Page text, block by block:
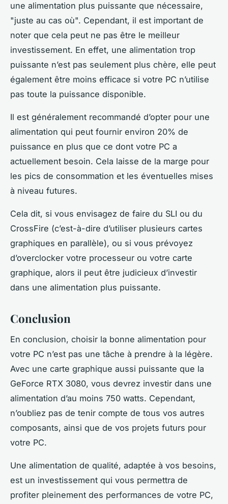
une alimentation plus puissante que nécessaire,
"juste au cas où". Cependant, il est important de
noter que cela peut ne pas être le meilleur
investissement. En effet, une alimentation trop
puissante n’est pas seulement plus chère, elle peut
également être moins efficace si votre PC n’utilise
pas toute la puissance disponible.
Il est généralement recommandé d’opter pour une
alimentation qui peut fournir environ 20% de
puissance en plus que ce dont votre PC a
actuellement besoin. Cela laisse de la marge pour
les pics de consommation et les éventuelles mises
à niveau futures.
Cela dit, si vous envisagez de faire du SLI ou du
CrossFire (c’est-à-dire d’utiliser plusieurs cartes
graphiques en parallèle), ou si vous prévoyez
d’overclocker votre processeur ou votre carte
graphique, alors il peut être judicieux d’investir
dans une alimentation plus puissante.
Conclusion
En conclusion, choisir la bonne alimentation pour
votre PC n’est pas une tâche à prendre à la légère.
Avec une carte graphique aussi puissante que la
GeForce RTX 3080, vous devrez investir dans une
alimentation d’au moins 750 watts. Cependant,
n’oubliez pas de tenir compte de tous vos autres
composants, ainsi que de vos projets futurs pour
votre PC.
Une alimentation de qualité, adaptée à vos besoins,
est un investissement qui vous permettra de
profiter pleinement des performances de votre PC,